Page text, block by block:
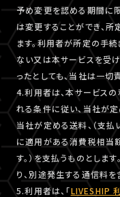
予め変更を認める期間に
は変更することができ、
ます。利用者が所定の手
ない又は本サービスを受
ったとしても、当社は一切
4.利用者は、本サービス
れる条件に従い、当社が
当社が定める送料、（支
に適用がある消費税相当
す。）を支払うものとしま
り、別途発生する通信料
5.利用者は、「LIVESHIP